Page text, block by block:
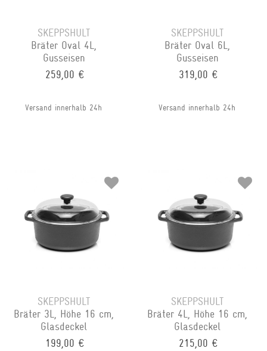
SKEPPSHULT
Bräter Oval 4L,
Gusseisen
259,00 €
Versand innerhalb 24h
SKEPPSHULT
Bräter Oval 6L,
Gusseisen
319,00 €
Versand innerhalb 24h
SKEPPSHULT
Bräter 3L, Höhe 16 cm,
Glasdeckel
199,00 €
SKEPPSHULT
Bräter 4L, Höhe 16 cm,
Glasdeckel
215,00 €